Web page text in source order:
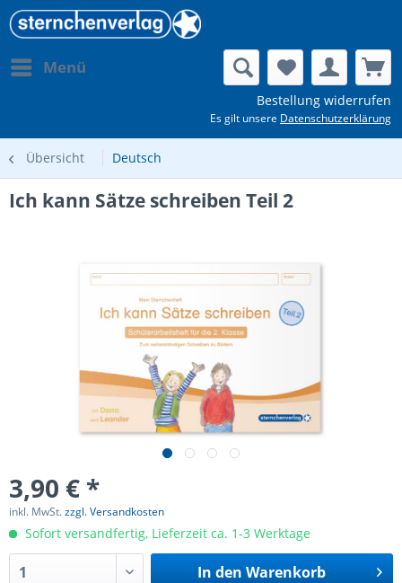
Menü
Bestellung widerrufen
Es gilt unsere Datenschutzerklärung
Übersicht Deutsch
Ich kann Sätze schreiben Teil 2
3,90 € *
inkl. MwSt.zzgl. Versandkosten
Sofort versandfertig, Lieferzeit ca. 1-3 Werktage
In den Warenkorb